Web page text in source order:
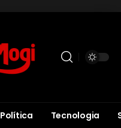
Política Tecnologia